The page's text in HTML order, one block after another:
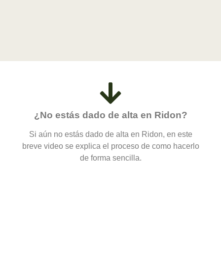
¿No estás dado de alta en Ridon?
Si aún no estás dado de alta en Ridon, en este
breve video se explica el proceso de como hacerlo
de forma sencilla.